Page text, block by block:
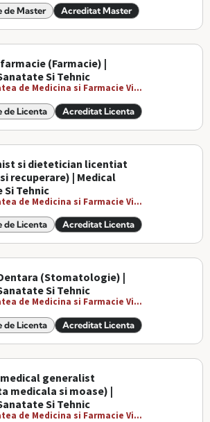
de Master Acreditat Master
(Farmacie) |
Si Tehnic
de Medicina si Farmacie Vi...
de Licenta Acreditat Licenta
si dietetician licentiat
recuperare) | Medical
Tehnic
de Medicina si Farmacie Vi...
de Licenta Acreditat Licenta
(Stomatologie) |
Si Tehnic
de Medicina si Farmacie Vi...
de Licenta Acreditat Licenta
generalist
medicala si moase) |
Si Tehnic
de Medicina si Farmacie Vi...